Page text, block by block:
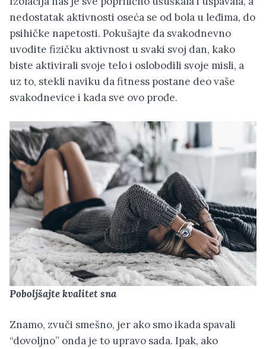
nedostatak aktivnosti oseća se od bola u leđima, do
psihičke napetosti. Pokušajte da svakodnevno
uvodite fizičku aktivnost u svaki svoj dan, kako
biste aktivirali svoje telo i oslobodili svoje misli, a
uz to, stekli naviku da fitness postane deo vaše
svakodnevice i kada sve ovo prođe.
Poboljšajte kvalitet sna
Znamo, zvuči smešno, jer ako smo ikada spavali
“dovoljno” onda je to upravo sada. Ipak, ako